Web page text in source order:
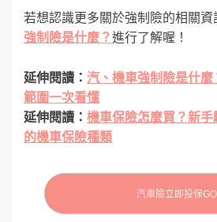
若想認識更多關於強制險的相關資
強制險是什麼？進行了解喔！
延伸閱讀： 汽、機車強制險是什
範圍一次看懂
延伸閱讀： 機車保險怎麼買？新
的機車保險種類
汽車險立即投保GO